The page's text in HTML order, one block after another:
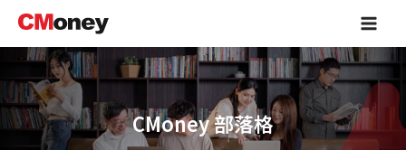
主
容
Main
CMoney 部落格
尋